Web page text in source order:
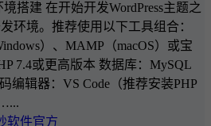
搭建 在开始开发WordPress主题之
环境。推荐使用以下工具组合：
）、MAMP（macOS）或宝
7.4或更高版本 数据库：MySQL
编辑器：VS Code（推荐安装PHP
软件官方